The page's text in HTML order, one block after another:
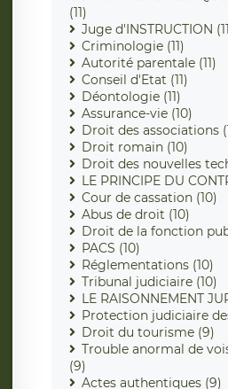
(11)
Juge d'INSTRUCTION
Criminologie (11)
Autorité parentale (11)
Conseil d'Etat (11)
Déontologie (11)
Assurance-vie (10)
Droit des associations
Droit romain (10)
Droit des nouvelles
LE PRINCIPE DU
Cour de cassation (10)
Abus de droit (10)
Droit de la fonction
PACS (10)
Réglementations (10)
Tribunal judiciaire (10)
LE RAISONNEMENT
Protection judiciaire
Droit du tourisme (9)
Trouble anormal de
(9)
Actes authentiques (9)